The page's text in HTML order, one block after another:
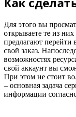
Для этого вы
открываете те из
предлагают перейти
свой заказ.
возможностях
свой аккаунт вы
При этом не стоит
– основная задача
информации